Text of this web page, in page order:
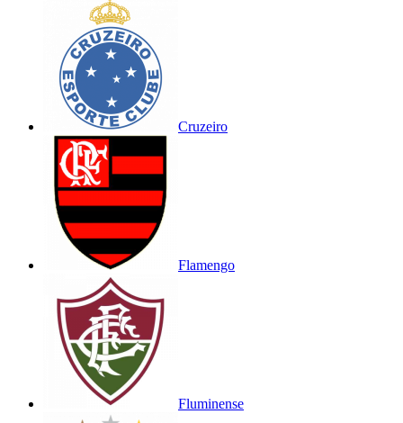
Cruzeiro
Flamengo
Fluminense